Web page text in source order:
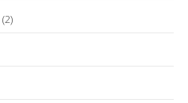
(2)